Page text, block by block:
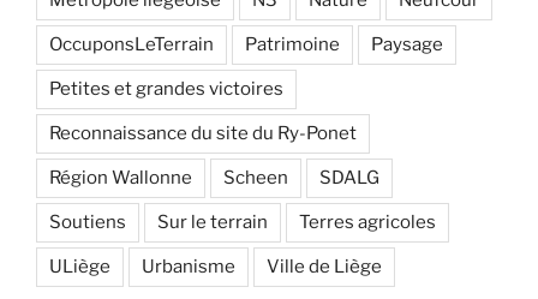
OccuponsLeTerrain Patrimoine Paysage
Petites et grandes victoires
Reconnaissance du site du Ry-Ponet
Région Wallonne Scheen SDALG
Soutiens Sur le terrain Terres agricoles
ULiège Urbanisme Ville de Liège